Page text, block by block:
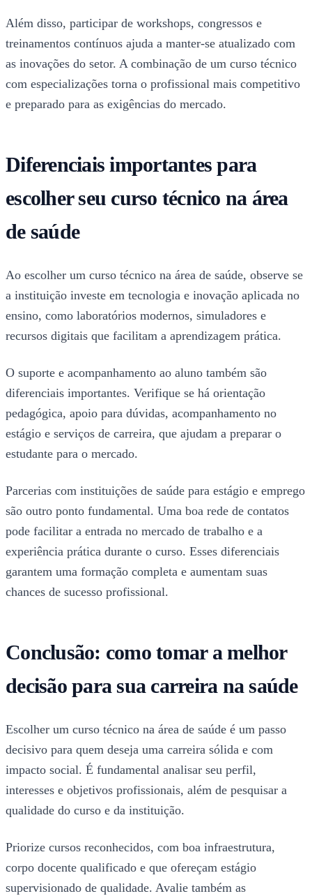
Além disso, participar de workshops, congressos e
treinamentos contínuos ajuda a manter-se atualizado com
as inovações do setor. A combinação de um curso técnico
com especializações torna o profissional mais competitivo
e preparado para as exigências do mercado.
Diferenciais importantes para
escolher seu curso técnico na área
de saúde
Ao escolher um curso técnico na área de saúde, observe se
a instituição investe em tecnologia e inovação aplicada no
ensino, como laboratórios modernos, simuladores e
recursos digitais que facilitam a aprendizagem prática.
O suporte e acompanhamento ao aluno também são
diferenciais importantes. Verifique se há orientação
pedagógica, apoio para dúvidas, acompanhamento no
estágio e serviços de carreira, que ajudam a preparar o
estudante para o mercado.
Parcerias com instituições de saúde para estágio e emprego
são outro ponto fundamental. Uma boa rede de contatos
pode facilitar a entrada no mercado de trabalho e a
experiência prática durante o curso. Esses diferenciais
garantem uma formação completa e aumentam suas
chances de sucesso profissional.
Conclusão: como tomar a melhor
decisão para sua carreira na saúde
Escolher um curso técnico na área de saúde é um passo
decisivo para quem deseja uma carreira sólida e com
impacto social. É fundamental analisar seu perfil,
interesses e objetivos profissionais, além de pesquisar a
qualidade do curso e da instituição.
Priorize cursos reconhecidos, com boa infraestrutura,
corpo docente qualificado e que ofereçam estágio
supervisionado de qualidade. Avalie também as